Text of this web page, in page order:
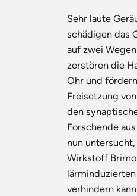
Sehr laute
schädigen das
auf zwei
zerstören die
Ohr und
Freisetzung
den
Forschende
nun
Wirkstoff
verhindern